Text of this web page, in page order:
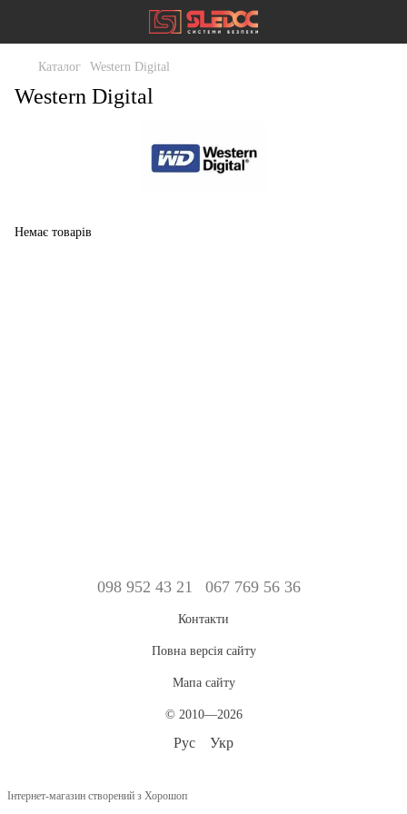
Каталог Western Digital
Western Digital
Немає товарів
098 952 43 21 067 769 56 36
Контакти
Повна версія сайту
Мапа сайту
© 2010—2026
Рус Укр
Інтернет-магазин створений з Хорошоп